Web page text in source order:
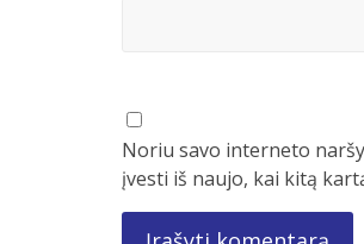
Noriu savo interneto
įvesti iš naujo, kai kitą